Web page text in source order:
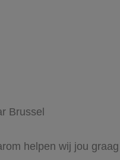
Brussel
helpen wij jou